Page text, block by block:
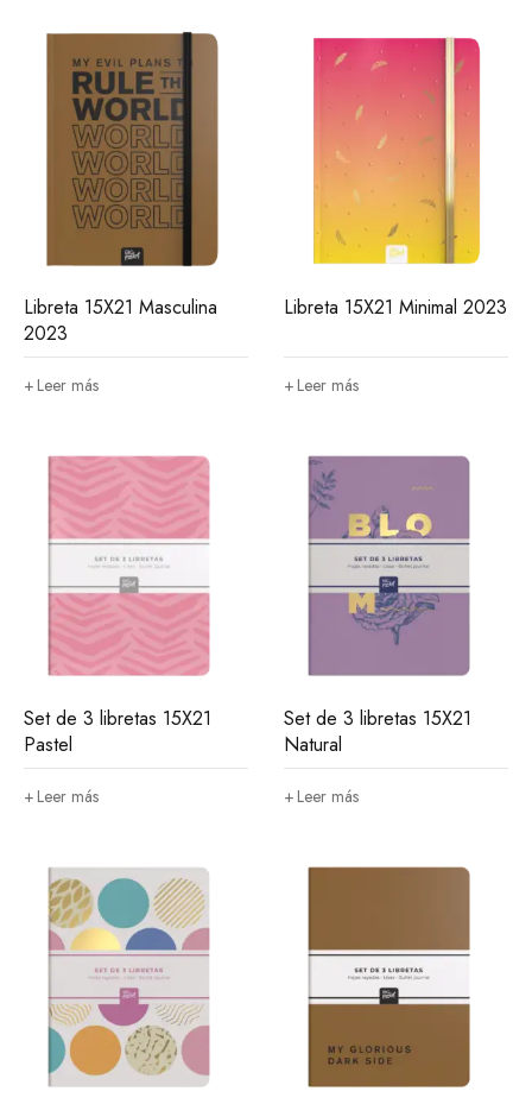
Libreta 15X21 Masculina
2023
Leer más
Libreta 15X21 Minimal 2023
Leer más
Set de 3 libretas 15X21
Pastel
Leer más
Set de 3 libretas 15X21
Natural
Leer más